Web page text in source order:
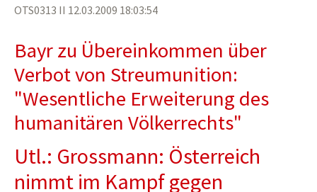
OTS0313 II 12.03.2009 18:03:54
Bayr zu Übereinkommen über
Verbot von Streumunition:
"Wesentliche Erweiterung des
humanitären Völkerrechts"
Utl.: Grossmann: Österreich
nimmt im Kampf gegen